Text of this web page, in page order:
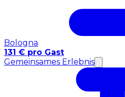
Bologna
131 € pro Gast
Gemeinsames Erlebnis